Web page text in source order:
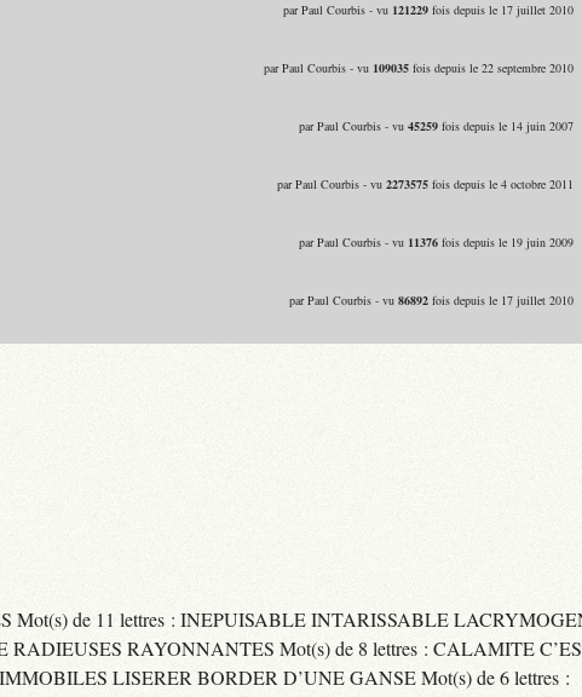
par Paul Courbis - vu 121229fois depuis le 17 juillet 2010
par Paul Courbis - vu 109035fois depuis le 22 septembre 2010
par Paul Courbis - vu 45259fois depuis le 14 juin 2007
par Paul Courbis - vu 2273575fois depuis le 4 octobre 2011
par Paul Courbis - vu 11376fois depuis le 19 juin 2009
par Paul Courbis - vu 86892fois depuis le 17 juillet 2010
Mot(s) de 11 lettres : INEPUISABLE INTARISSABLE
RAYONNANTES Mot(s) de 8 lettres : CALAMITE
LISERER BORDER D’UNE GANSE Mot(s) de 6 lettres :